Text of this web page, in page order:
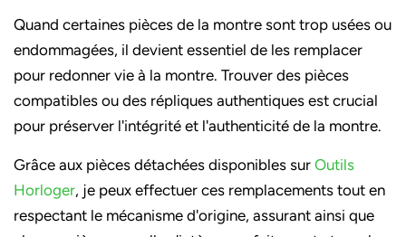
Quand certaines pièces de la montre sont trop usées ou
endommagées, il devient essentiel de les remplacer
pour redonner vie à la montre. Trouver des pièces
compatibles ou des répliques authentiques est crucial
pour préserver l'intégrité et l'authenticité de la montre.
Grâce aux pièces détachées disponibles sur Outils
Horloger, je peux effectuer ces remplacements tout en
respectant le mécanisme d'origine, assurant ainsi que